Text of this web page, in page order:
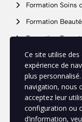
Formation Soins
Formation
Formation
Support
Mon profil
Politique de
Mentions légales
Ce site utilise
expérience de
plus
navigation, nous
acceptez leur
configuration ou
d’information,